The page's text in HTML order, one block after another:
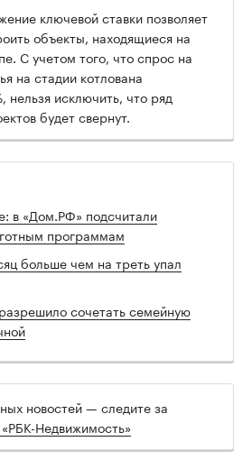
ключевой ставки позволяет
объекты, находящиеся на
С учетом того, что спрос на
на стадии котлована
нельзя исключить, что ряд
будет свернут.
в «Дом.РФ» подсчитали
программам
больше чем на треть упал
сочетать семейную
новостей — следите за
Недвижимость»